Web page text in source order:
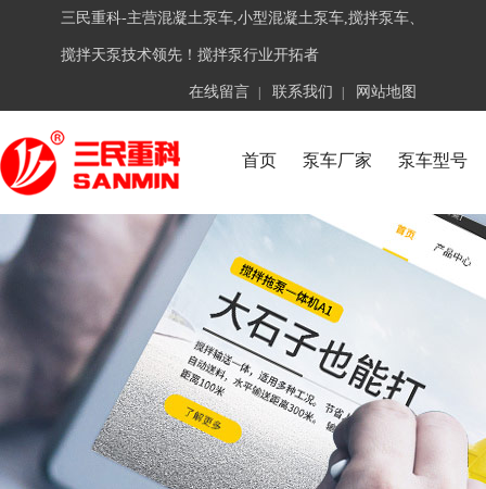
三民重科-主营混凝土泵车,小型混凝土泵车,搅拌泵车、
搅拌天泵技术领先！搅拌泵行业开拓者
在线留言 联系我们 网站地图
首页 泵车厂家 泵车型号